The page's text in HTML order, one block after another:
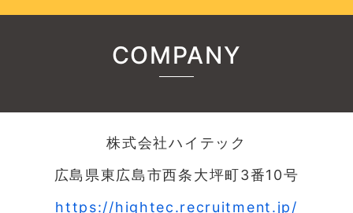
COMPANY
株式会社ハイテック
広島県東広島市西条大坪町3番10号
https://hightec.recruitment.jp/